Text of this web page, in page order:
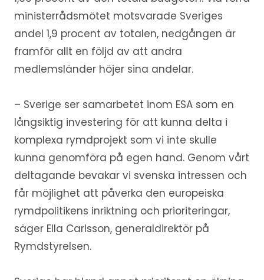
ministerrådsmötet motsvarade Sveriges
andel 1,9 procent av totalen, nedgången är
framför allt en följd av att andra
medlemsländer höjer sina andelar.
– Sverige ser samarbetet inom ESA som en
långsiktig investering för att kunna delta i
komplexa rymdprojekt som vi inte skulle
kunna genomföra på egen hand. Genom vårt
deltagande bevakar vi svenska intressen och
får möjlighet att påverka den europeiska
rymdpolitikens inriktning och prioriteringar,
säger Ella Carlsson, generaldirektör på
Rymdstyrelsen.